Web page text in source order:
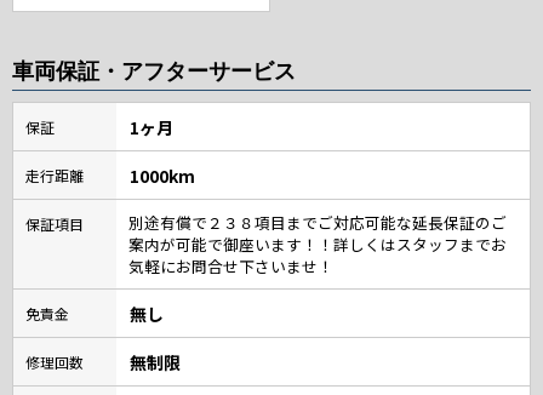
車両保証・アフターサービス
保証 1ヶ月
走行距離 1000km
保証項目
別途有償で２３８項目までご対応可能な延長保証のご
案内が可能で御座います！！詳しくはスタッフまでお
気軽にお問合せ下さいませ！
免責金 無し
修理回数 無制限